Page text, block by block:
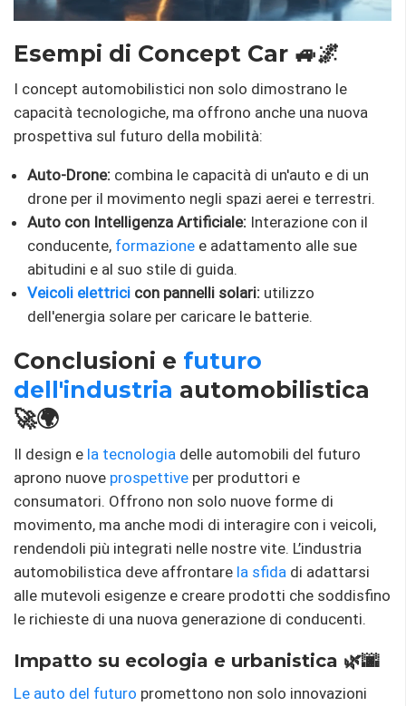
Esempi di Concept Car 🚙🌌
I concept automobilistici non solo dimostrano le
capacità tecnologiche, ma offrono anche una nuova
prospettiva sul futuro della mobilità:
Auto-Drone: combina le capacità di un'auto e di un
drone per il movimento negli spazi aerei e terrestri.
Auto con Intelligenza Artificiale: Interazione con il
conducente, formazione e adattamento alle sue
abitudini e al suo stile di guida.
Veicoli elettrici con pannelli solari: utilizzo
dell'energia solare per caricare le batterie.
Conclusioni e futuro
dell'industria automobilistica
🚀🌍
Il design e la tecnologia delle automobili del futuro
aprono nuove prospettive per produttori e
consumatori. Offrono non solo nuove forme di
movimento, ma anche modi di interagire con i veicoli,
rendendoli più integrati nelle nostre vite. L’industria
automobilistica deve affrontare la sfida di adattarsi
alle mutevoli esigenze e creare prodotti che soddisfino
le richieste di una nuova generazione di conducenti.
Impatto su ecologia e urbanistica 🌿🌆
Le auto del futuro promettono non solo innovazioni